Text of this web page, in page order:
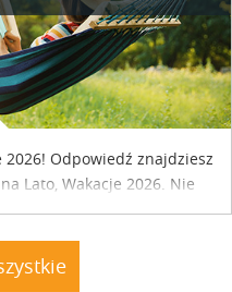
Odpowiedź znajdziesz
Lato, Wakacje 2026. Nie